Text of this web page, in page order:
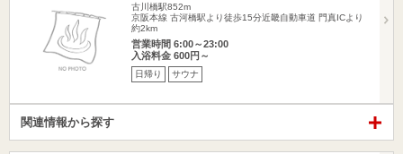
古川橋駅852m
京阪本線 古河橋駅より徒歩15分近畿自動車道 門真ICより
約2km
営業時間 6:00～23:00
入浴料金 600円～
日帰り サウナ
関連情報から探す